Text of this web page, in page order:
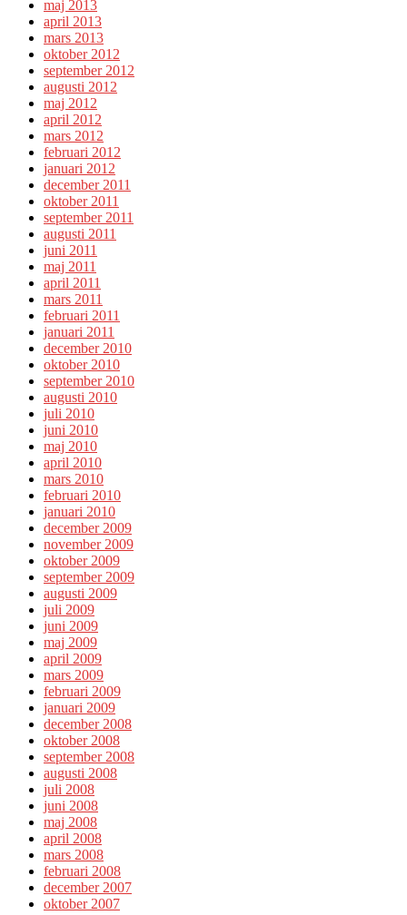
maj 2013
april 2013
mars 2013
oktober 2012
september 2012
augusti 2012
maj 2012
april 2012
mars 2012
februari 2012
januari 2012
december 2011
oktober 2011
september 2011
augusti 2011
juni 2011
maj 2011
april 2011
mars 2011
februari 2011
januari 2011
december 2010
oktober 2010
september 2010
augusti 2010
juli 2010
juni 2010
maj 2010
april 2010
mars 2010
februari 2010
januari 2010
december 2009
november 2009
oktober 2009
september 2009
augusti 2009
juli 2009
juni 2009
maj 2009
april 2009
mars 2009
februari 2009
januari 2009
december 2008
oktober 2008
september 2008
augusti 2008
juli 2008
juni 2008
maj 2008
april 2008
mars 2008
februari 2008
december 2007
oktober 2007